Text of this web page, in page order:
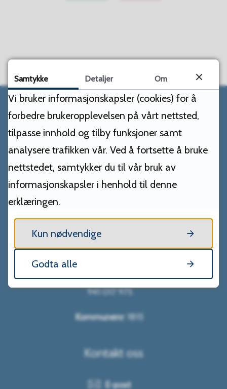
Vega kommune
Adresse
Rørøyveien 10
Åpningstider sentralbordet
Man-fre kl. 10:00 - 14:00
941 017 975
Kommunenr: 1815
Kontakt oss
E-post
Samtykke Detaljer Om
Vi bruker informasjonskapsler (cookies) for å
forbedre brukeropplevelsen på vårt nettsted,
tilpasse innhold og tilby funksjoner samt
analysere trafikken vår. Ved å fortsette å bruke
nettstedet, samtykker du til vår bruk av
informasjonskapsler i henhold til denne
erklæringen.
Kun nødvendige
Godta alle